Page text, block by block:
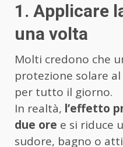
1. Applicare
una volta
Molti credono che
protezione solare
per tutto il giorno.
In realtà, l’effetto
due ore e si riduce
sudore, bagno o